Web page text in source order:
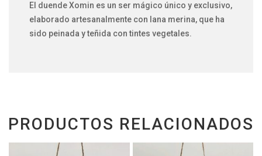
El duende Xomin es un ser mágico único y exclusivo,
elaborado artesanalmente con lana merina, que ha
sido peinada y teñida con tintes vegetales.
PRODUCTOS RELACIONADOS